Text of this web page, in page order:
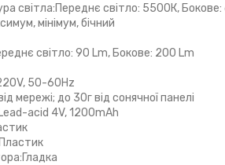
світла:Переднє світло: 5500К,
мінімум, бічний
світло: 90 Lm, Бокове: 200 Lm
50-60Hz
мережі; до 30г від сонячної панелі
acid 4V, 1200mAh